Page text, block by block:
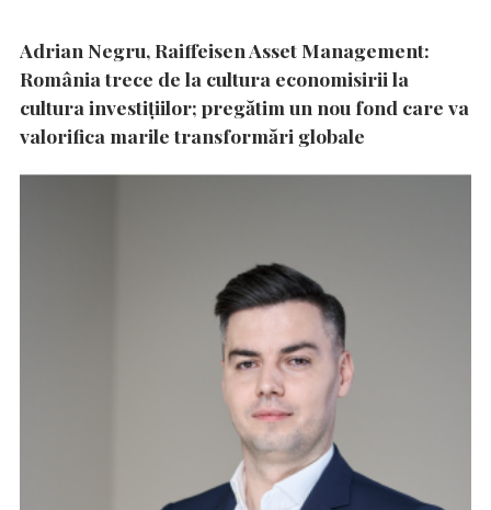
Adrian Negru, Raiffeisen Asset Management:
România trece de la cultura economisirii la
cultura investițiilor; pregătim un nou fond care va
valorifica marile transformări globale